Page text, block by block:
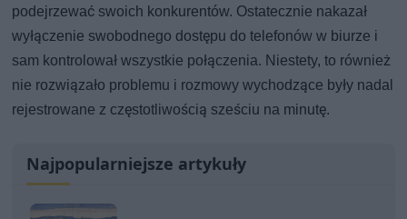
podejrzewać swoich konkurentów. Ostatecznie nakazał
wyłączenie swobodnego dostępu do telefonów w biurze i
sam kontrolował wszystkie połączenia. Niestety, to również
nie rozwiązało problemu i rozmowy wychodzące były nadal
rejestrowane z częstotliwością sześciu na minutę.
Najpopularniejsze artykuły